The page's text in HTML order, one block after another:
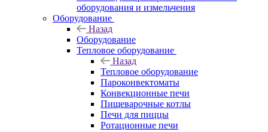
оборудования и измельчения
Оборудование
Назад
Оборудование
Тепловое оборудование
Назад
Тепловое оборудование
Пароконвектоматы
Конвекционные печи
Пищеварочные котлы
Печи для пиццы
Ротационные печи